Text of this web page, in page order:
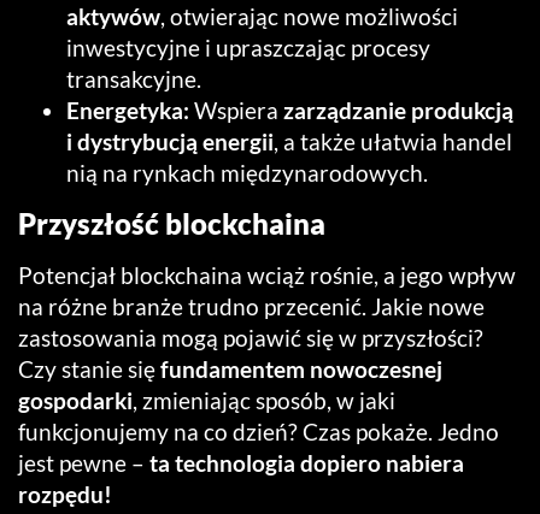
aktywów , otwierając nowe możliwości
inwestycyjne i upraszczając procesy
transakcyjne.
Energetyka: Wspiera zarządzanie produkcją
i dystrybucją energii , a także ułatwia handel
nią na rynkach międzynarodowych.
Przyszłość blockchaina
Potencjał blockchaina wciąż rośnie, a jego wpływ
na różne branże trudno przecenić. Jakie nowe
zastosowania mogą pojawić się w przyszłości?
Czy stanie sięfundamentem nowoczesnej
gospodarki , zmieniając sposób, w jaki
funkcjonujemy na co dzień? Czas pokaże. Jedno
jest pewne – ta technologia dopiero nabiera
rozpędu!